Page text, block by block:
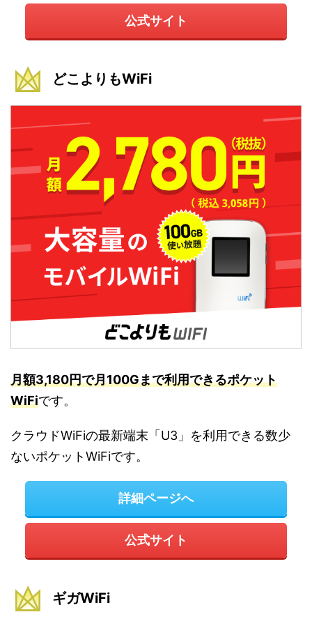
公式サイト
どこよりもWiFi
月額3,180円で月100Gまで利用できるポケット
WiFiです。
クラウドWiFiの最新端末「U3」を利用できる数少
ないポケットWiFiです。
詳細ページへ
公式サイト
ギガWiFi